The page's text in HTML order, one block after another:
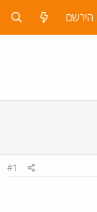
הירשם
#1